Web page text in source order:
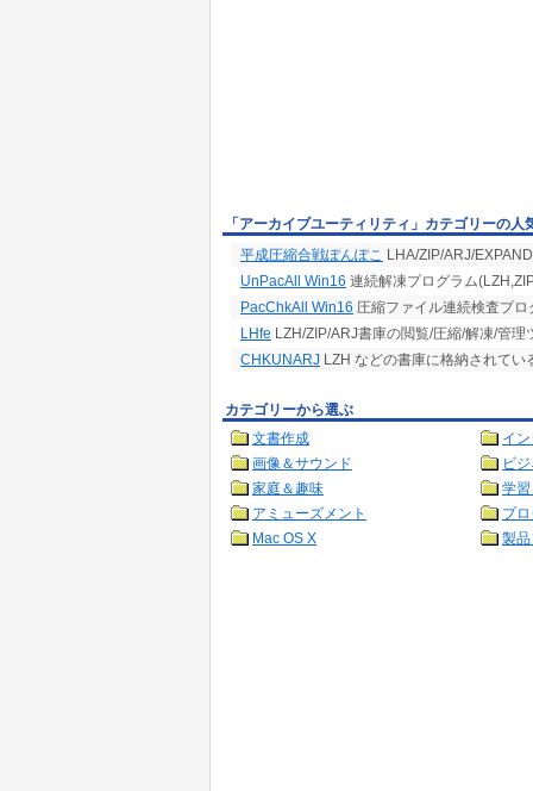
「アーカイブユーティリティ」カテゴリーの人
平成圧縮合戦ぽんぽこ LHA/ZIP/ARJ/
UnPacAll Win16 連続解凍プログラム
PacChkAll Win16 圧縮ファイル連続検査プ
LHfe LZH/ZIP/ARJ書庫の閲覧/圧縮/解凍/管理
CHKUNARJ LZH などの書庫に格納されてい
カテゴリーから選ぶ
文書作成
イ
画像＆サウンド
ビ
家庭＆趣味
学
アミューズメント
プ
Mac OS X
製